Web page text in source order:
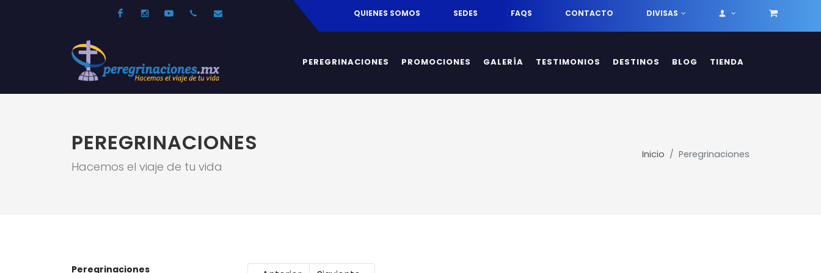
FacebookInstagramYoutube52 33 31210744info@peregrinaciones.mx QUIENES SOMOS SEDES FAQS CONTACTO DIVISAS
PEREGRINACIONES PROMOCIONES GALERÍA TESTIMONIOS DESTINOS BLOG TIENDA
PEREGRINACIONES
Hacemos el viaje de tu vida
Inicio Peregrinaciones
Peregrinaciones